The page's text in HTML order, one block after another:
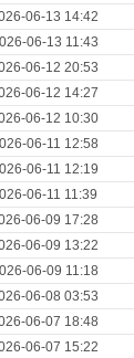
06-13 14:42
06-13 11:43
06-12 20:53
06-12 14:27
06-12 10:30
06-11 12:58
06-11 12:19
06-11 11:39
06-09 17:28
06-09 13:22
06-09 11:18
06-08 03:53
06-07 18:48
06-07 15:22